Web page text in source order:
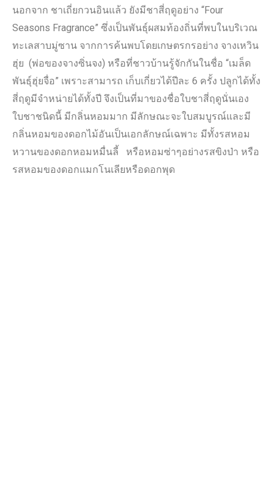
นอกจาก ชาเถี่ยกวนอินแล้ว ยังมีชาสี่ฤดูอย่าง “Four
Seasons Fragrance” ซึ่งเป็นพันธุ์ผสมท้องถิ่นที่พบในบริเวณ
ทะเลสาบมู่ซาน จากการค้นพบโดยเกษตรกรอย่าง จางเหวิน
ฮุ่ย (พ่อของจางซิ่นจง) หรือที่ชาวบ้านรู้จักกันในชื่อ “เมล็ด
พันธุ์ฮุ่ยจื่อ” เพราะสามารถ เก็บเกี่ยวได้ปีละ 6 ครั้ง ปลูกได้ทั้ง
สี่ฤดูมีจำหน่ายได้ทั้งปี จึงเป็นที่มาของชื่อใบชาสี่ฤดูนั่นเอง
ใบชาชนิดนี้ มีกลิ่นหอมมาก มีลักษณะจะใบสมบูรณ์และมี
กลิ่นหอมของดอกไม้อันเป็นเอกลักษณ์เฉพาะ มีทั้งรสหอม
หวานของดอกหอมหมื่นลี้ หรือหอมซ่าๆอย่างรสขิงป่า หรือ
รสหอมของดอกแมกโนเลียหรือดอกพุด